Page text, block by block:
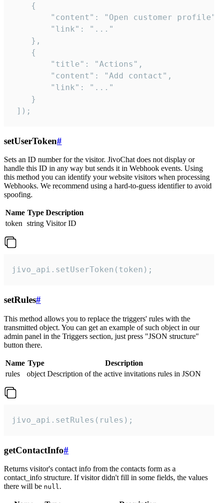
    {
"content": "Open customer
        "link": "..."
    },
    {
        "title": "Actions",
        "content": "Add contact",
        "link": "..."
    }
]);
setUserToken#
Sets an ID number for the visitor. JivoChat does not display or
handle this ID in any way but sends it in Webhook events. Using
this method you can identify your website visitors when processing
Webhooks. We recommend using a hard-to-guess identifier to avoid
spoofing.
Name Type Description
token string Visitor ID
jivo_api.setUserToken(token);
setRules#
This method allows you to replace the triggers' rules with the
transmitted object. You can get an example of such object in our
admin panel in the Triggers section, just press "JSON structure"
button there.
Name Type
Description
rules
object Description of the active invitations rules in JSON
jivo_api.setRules(rules);
getContactInfo#
Returns visitor's contact info from the contacts form as a
contact_info structure. If visitor didn't fill in some fields, the values
there will be null.